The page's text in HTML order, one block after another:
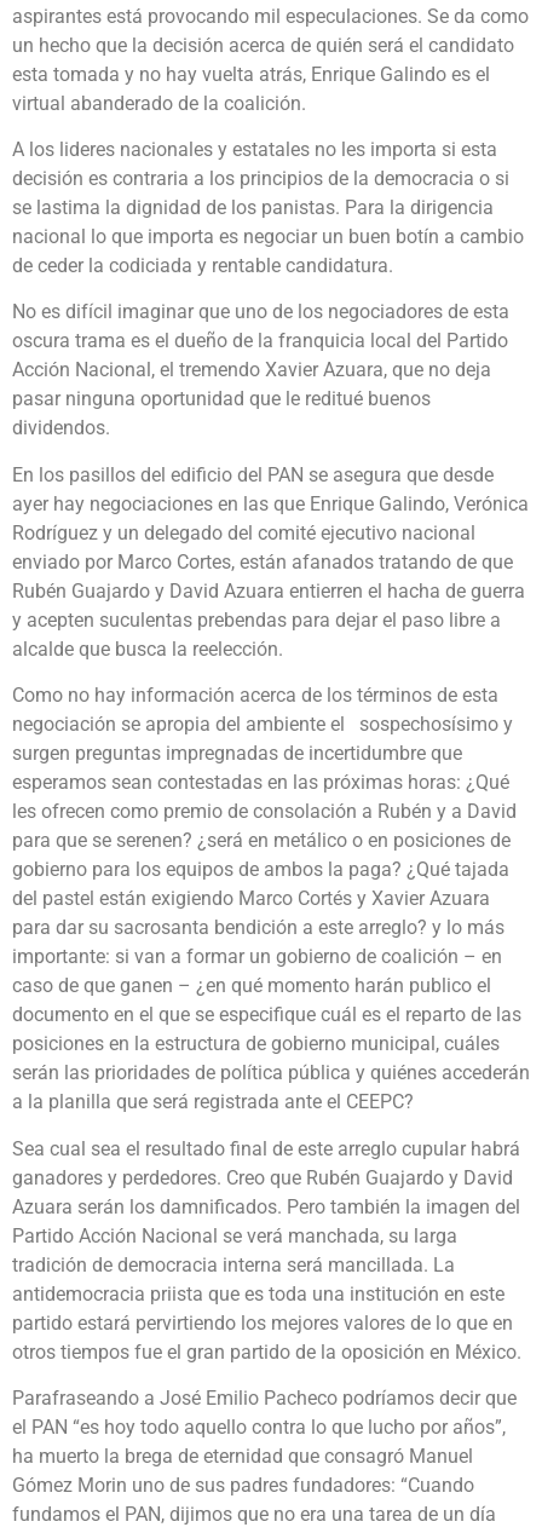
aspirantes está provocando mil especulaciones. Se da como
un hecho que la decisión acerca de quién será el candidato
esta tomada y no hay vuelta atrás, Enrique Galindo es el
virtual abanderado de la coalición.
A los lideres nacionales y estatales no les importa si esta
decisión es contraria a los principios de la democracia o si
se lastima la dignidad de los panistas. Para la dirigencia
nacional lo que importa es negociar un buen botín a cambio
de ceder la codiciada y rentable candidatura.
No es difícil imaginar que uno de los negociadores de esta
oscura trama es el dueño de la franquicia local del Partido
Acción Nacional, el tremendo Xavier Azuara, que no deja
pasar ninguna oportunidad que le reditué buenos
dividendos.
En los pasillos del edificio del PAN se asegura que desde
ayer hay negociaciones en las que Enrique Galindo, Verónica
Rodríguez y un delegado del comité ejecutivo nacional
enviado por Marco Cortes, están afanados tratando de que
Rubén Guajardo y David Azuara entierren el hacha de guerra
y acepten suculentas prebendas para dejar el paso libre a
alcalde que busca la reelección.
Como no hay información acerca de los términos de esta
negociación se apropia del ambiente el sospechosísimo y
surgen preguntas impregnadas de incertidumbre que
esperamos sean contestadas en las próximas horas: ¿Qué
les ofrecen como premio de consolación a Rubén y a David
para que se serenen? ¿será en metálico o en posiciones de
gobierno para los equipos de ambos la paga? ¿Qué tajada
del pastel están exigiendo Marco Cortés y Xavier Azuara
para dar su sacrosanta bendición a este arreglo? y lo más
importante: si van a formar un gobierno de coalición – en
caso de que ganen – ¿en qué momento harán publico el
documento en el que se especifique cuál es el reparto de las
posiciones en la estructura de gobierno municipal, cuáles
serán las prioridades de política pública y quiénes accederán
a la planilla que será registrada ante el CEEPC?
Sea cual sea el resultado final de este arreglo cupular habrá
ganadores y perdedores. Creo que Rubén Guajardo y David
Azuara serán los damnificados. Pero también la imagen del
Partido Acción Nacional se verá manchada, su larga
tradición de democracia interna será mancillada. La
antidemocracia priista que es toda una institución en este
partido estará pervirtiendo los mejores valores de lo que en
otros tiempos fue el gran partido de la oposición en México.
Parafraseando a José Emilio Pacheco podríamos decir que
el PAN “es hoy todo aquello contra lo que lucho por años”,
ha muerto la brega de eternidad que consagró Manuel
Gómez Morin uno de sus padres fundadores: “Cuando
fundamos el PAN, dijimos que no era una tarea de un día